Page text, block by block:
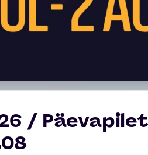
/ Päevapilet